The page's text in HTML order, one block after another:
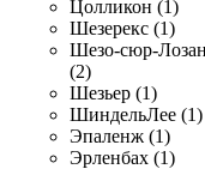
Цолликон (1)
Шезерекс (1)
Шезо-сюр-
(2)
Шезьер (1)
ШиндельЛее (1)
Эпаленж (1)
Эрленбах (1)